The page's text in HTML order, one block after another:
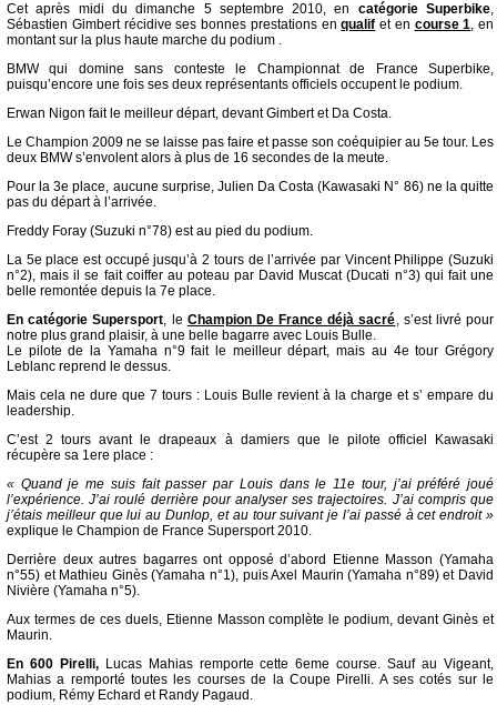
Cet après midi du dimanche 5 septembre 2010, en catégorie Superbike,
Sébastien Gimbert récidive ses bonnes prestations enqualif et en course 1, en
montant sur la plus haute marche du podium .
BMW qui domine sans conteste le Championnat de France Superbike,
puisqu’encore une fois ses deux représentants officiels occupent le podium.
Erwan Nigon fait le meilleur départ, devant Gimbert et Da Costa.
Le Champion 2009 ne se laisse pas faire et passe son coéquipier au 5e tour. Les
deux BMW s’envolent alors à plus de 16 secondes de la meute.
Pour la 3e place, aucune surprise, Julien Da Costa (Kawasaki N° 86) ne la quitte
pas du départ à l’arrivée.
Freddy Foray (Suzuki n°78) est au pied du podium.
La 5e place est occupé jusqu’à 2 tours de l’arrivée par Vincent Philippe (Suzuki
n°2), mais il se fait coiffer au poteau par David Muscat (Ducati n°3) qui fait une
belle remontée depuis la 7e place.
En catégorie Supersport, le Champion De France déjà sacré, s’est livré pour
notre plus grand plaisir, à une belle bagarre avec Louis Bulle.
Le pilote de la Yamaha n°9 fait le meilleur départ, mais au 4e tour Grégory
Leblanc reprend le dessus.
Mais cela ne dure que 7 tours : Louis Bulle revient à la charge et s’ empare du
leadership.
C’est 2 tours avant le drapeaux à damiers que le pilote officiel Kawasaki
récupère sa 1ere place :
« Quand je me suis fait passer par Louis dans le 11e tour, j’ai préféré joué
l’expérience. J’ai roulé derrière pour analyser ses trajectoires. J’ai compris que
j’étais meilleur que lui au Dunlop, et au tour suivant je l’ai passé à cet endroit »
explique le Champion de France Supersport 2010.
Derrière deux autres bagarres ont opposé d’abord Etienne Masson (Yamaha
n°55) et Mathieu Ginès (Yamaha n°1), puis Axel Maurin (Yamaha n°89) et David
Nivière (Yamaha n°5).
Aux termes de ces duels, Etienne Masson complète le podium, devant Ginès et
Maurin.
En 600 Pirelli,Lucas Mahias remporte cette 6eme course. Sauf au Vigeant,
Mahias a remporté toutes les courses de la Coupe Pirelli. A ses cotés sur le
podium, Rémy Echard et Randy Pagaud.